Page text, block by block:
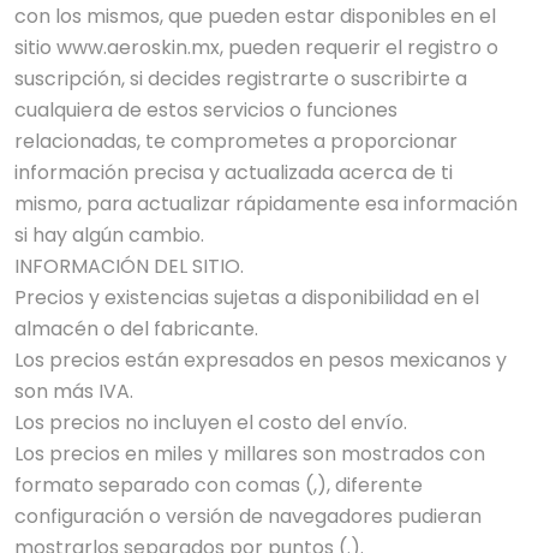
con los mismos, que pueden estar disponibles en el
sitio www.aeroskin.mx, pueden requerir el registro o
suscripción, si decides registrarte o suscribirte a
cualquiera de estos servicios o funciones
relacionadas, te comprometes a proporcionar
información precisa y actualizada acerca de ti
mismo, para actualizar rápidamente esa información
si hay algún cambio.
INFORMACIÓN DEL SITIO.
Precios y existencias sujetas a disponibilidad en el
almacén o del fabricante.
Los precios están expresados en pesos mexicanos y
son más IVA.
Los precios no incluyen el costo del envío.
Los precios en miles y millares son mostrados con
formato separado con comas (,), diferente
configuración o versión de navegadores pudieran